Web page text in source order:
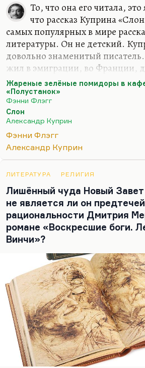
То, что она его читала,
что рассказ Куприна
самых популярных в мире
литературы. Он не детский.
довольно знаменитый
жил в эмиграции, во Франции,
туда в послевоенные,
времена, когда вообще очень
выжить и напечататься, когда
печатали своих-то писателей, а
подавно. Но Куприн был очень
переводили в Англии, Куприна
Америке. Он был действительно
Берт Гарта, Лондона. Рассказ
наверняка, и Фанни Флэгг,
Это же…
Жареные зелёные помидоры в
«Полустанок»
Фэнни Флэгг
Слон
Александр Куприн
Фэнни Флэгг
Александр Куприн
ЛИТЕРАТУРА РЕЛИГИЯ
Лишённый чуда Новый Завет
не является ли он предтечей
рациональности Дмитрия
романе «Воскресшие боги.
Винчи»?